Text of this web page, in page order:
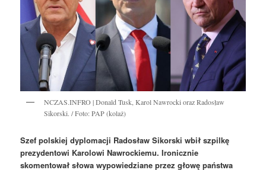
NCZAS.INFRO | Donald Tusk, Karol Nawrocki oraz Radosław
Sikorski. / Foto: PAP (kolaż)
Szef polskiej dyplomacji Radosław Sikorski wbił szpilkę
prezydentowi Karolowi Nawrockiemu. Ironicznie
skomentował słowa wypowiedziane przez głowę państwa